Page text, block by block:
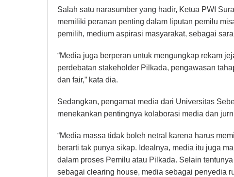
Salah satu narasumber yang hadir, Ketua PWI
memiliki peranan penting dalam liputan pemilu
pemilih, medium aspirasi masyarakat, sebagai
“Media juga berperan untuk mengungkap rekam
perdebatan stakeholder Pilkada, pengawasan
dan fair,” kata dia.
Sedangkan, pengamat media dari Universitas
menekankan pentingnya kolaborasi media dan
“Media massa tidak boleh netral karena harus
berarti tak punya sikap. Idealnya, media itu juga
dalam proses Pemilu atau Pilkada. Selain
sebagai clearing house, media sebagai penyedia